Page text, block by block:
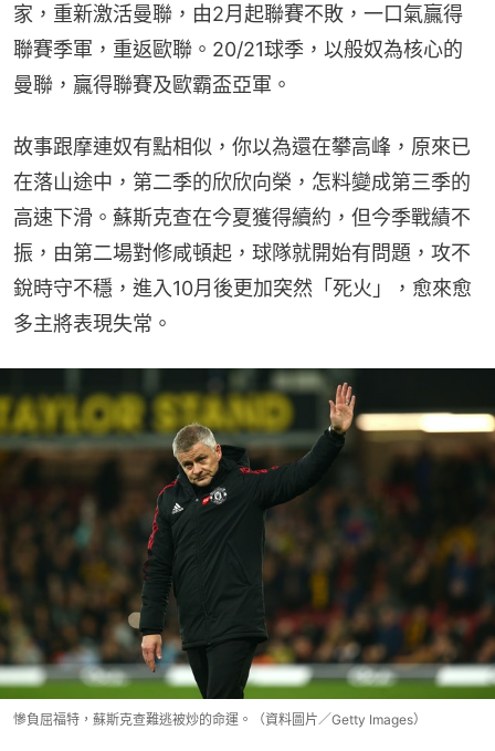
家，重新激活曼聯，由2月起聯賽不敗，一口氣贏得
聯賽季軍，重返歐聯。20/21球季，以般奴為核心的
曼聯，贏得聯賽及歐霸盃亞軍。
故事跟摩連奴有點相似，你以為還在攀高峰，原來已
在落山途中，第二季的欣欣向榮，怎料變成第三季的
高速下滑。蘇斯克查在今夏獲得續約，但今季戰績不
振，由第二場對修咸頓起，球隊就開始有問題，攻不
銳時守不穩，進入10月後更加突然「死火」，愈來愈
多主將表現失常。
慘負屈福特，蘇斯克查難逃被炒的命運。（資料圖片／Getty Images）